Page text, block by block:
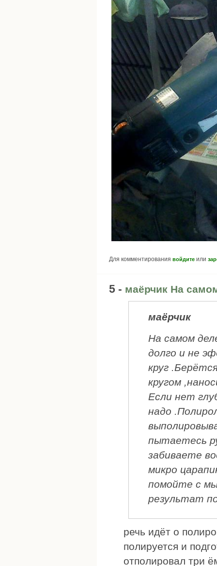
Для комментирования войдите или
5 - маёрчик На
маёрчик
На самом
долго и не
круг
кругом
Если нет
надо
пытаетесь
забиваете
микро
помойте с
результат
речь идёт о
полируется и
отполировал три